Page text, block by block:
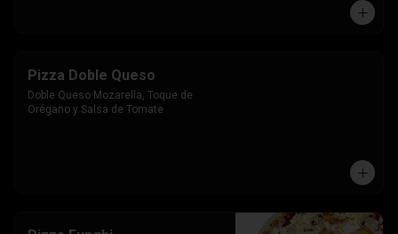
Pizza Doble Queso
Doble Queso Mozarella, Toque de
Orégano y Salsa de Tomate